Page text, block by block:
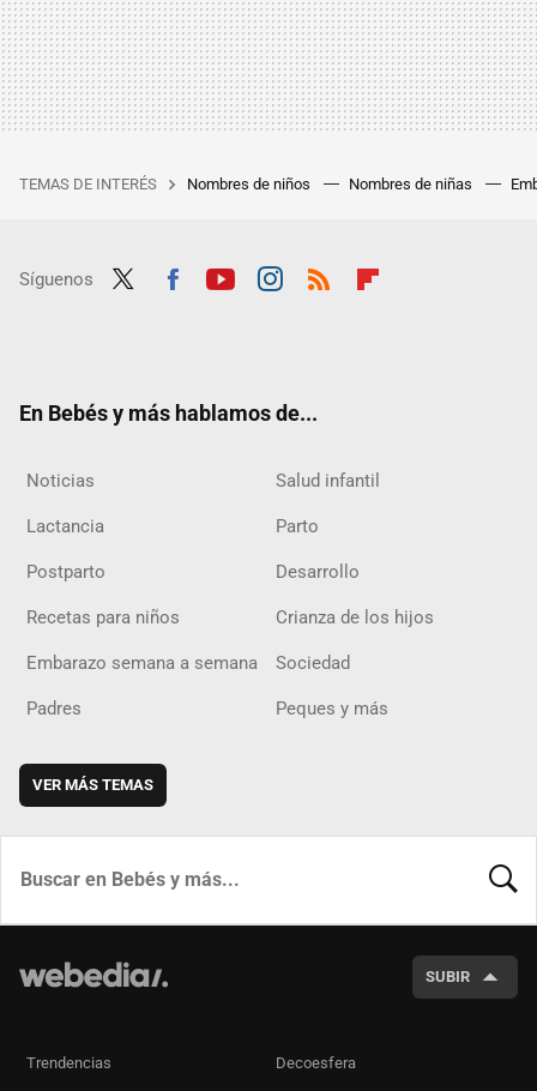
TEMAS DE INTERÉS Nombres de niños Nombres de niñas
Síguenos
En Bebés y más hablamos de...
Noticias Salud infantil
Lactancia Parto
Postparto Desarrollo
Recetas para niños Crianza de los hijos
Embarazo semana a semana Sociedad
Padres Peques y más
VER MÁS TEMAS
SUBIR
Trendencias Decoesfera